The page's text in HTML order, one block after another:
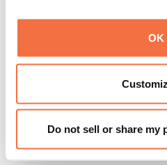
OK
Do not sell or share my
PRIMEROS DOMINGOS
Primeros domingos
a las Galerías de Arte, Historia
California del OMCA es